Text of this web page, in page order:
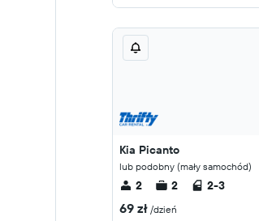
Kia Picanto
lub podobny (mały samochód)
2 2 2-3
69 zł /dzień